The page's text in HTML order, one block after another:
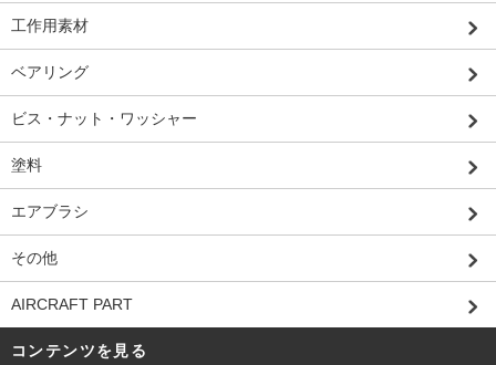
工作用素材
ベアリング
ビス・ナット・ワッシャー
塗料
エアブラシ
その他
AIRCRAFT PART
コンテンツを見る